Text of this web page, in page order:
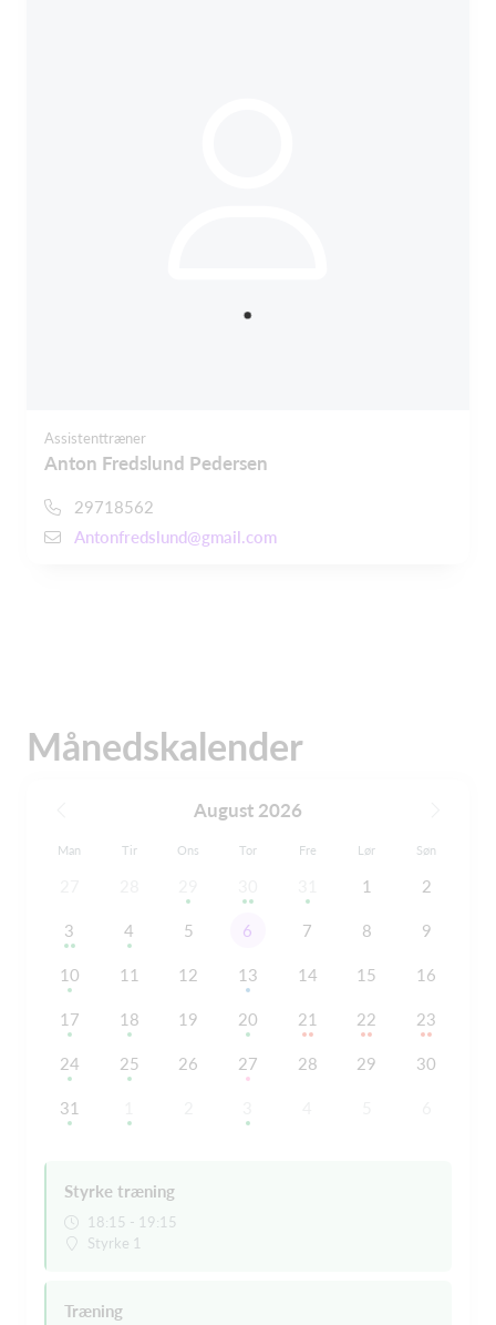
Assistenttræner
Anton Fredslund Pedersen
29718562
Antonfredslund@gmail.com
Månedskalender
August 2026
Man Tir Ons Tor Fre Lør Søn
1 2
3 4 5 6 7 8 9
10 11 12 13 14 15 16
17 18 19 20 21 22 23
24 25 26 27 28 29 30
31
Styrke træning
18:15 - 19:15
Styrke 1
Træning